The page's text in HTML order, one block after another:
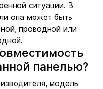
ситуации. В
она может быть
проводной или
панелью?
модель